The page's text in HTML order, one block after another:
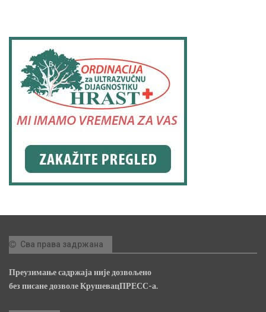
Сва права задржана
Преузимање садржаја није дозвољено
без писане дозволе КрушевацПРЕСС-а.